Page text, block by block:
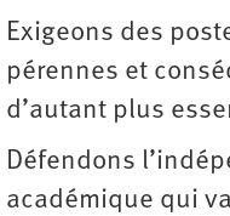
Exigeons des
pérennes et
d’autant plus
Défendons
académique qui